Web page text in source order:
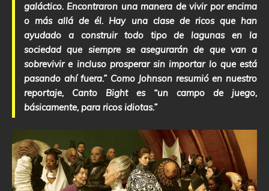
galáctico. Encontraron una manera de vivir por encima
o más allá de él. Hay una clase de ricos que han
ayudado a construir todo tipo de lagunas en la
sociedad que siempre se asegurarán de que van a
sobrevivir e incluso prosperar sin importar lo que está
pasando ahí fuera.” Como Johnson resumió en nuestro
reportaje, Canto Bight es “un campo de juego,
básicamente, para ricos idiotas.”